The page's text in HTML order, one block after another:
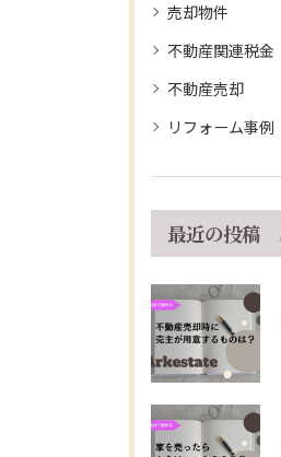
売却物件
不動産関連税金
不動産売却
リフォーム事例
最近の投稿